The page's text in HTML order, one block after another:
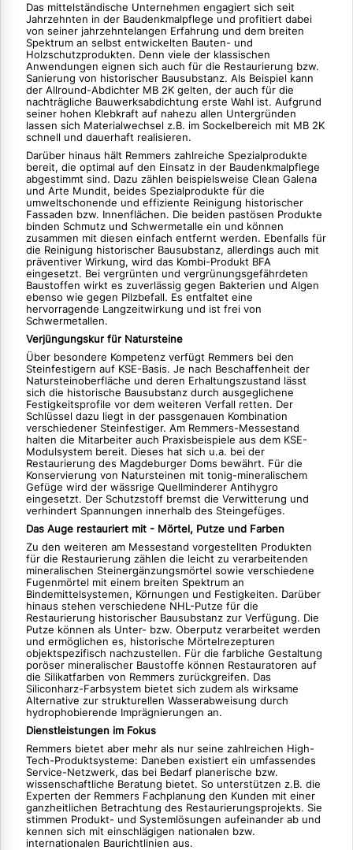
Das mittelständische Unternehmen engagiert sich seit
Jahrzehnten in der Baudenkmalpflege und profitiert dabei
von seiner jahrzehntelangen Erfahrung und dem breiten
Spektrum an selbst entwickelten Bauten- und
Holzschutzprodukten. Denn viele der klassischen
Anwendungen eignen sich auch für die Restaurierung bzw.
Sanierung von historischer Bausubstanz. Als Beispiel kann
der Allround-Abdichter MB 2K gelten, der auch für die
nachträgliche Bauwerksabdichtung erste Wahl ist. Aufgrund
seiner hohen Klebkraft auf nahezu allen Untergründen
lassen sich Materialwechsel z.B. im Sockelbereich mit MB 2K
schnell und dauerhaft realisieren.
Darüber hinaus hält Remmers zahlreiche Spezialprodukte
bereit, die optimal auf den Einsatz in der Baudenkmalpflege
abgestimmt sind. Dazu zählen beispielsweise Clean Galena
und Arte Mundit, beides Spezialprodukte für die
umweltschonende und effiziente Reinigung historischer
Fassaden bzw. Innenflächen. Die beiden pastösen Produkte
binden Schmutz und Schwermetalle ein und können
zusammen mit diesen einfach entfernt werden. Ebenfalls für
die Reinigung historischer Bausubstanz, allerdings auch mit
präventiver Wirkung, wird das Kombi-Produkt BFA
eingesetzt. Bei vergrünten und vergrünungsgefährdeten
Baustoffen wirkt es zuverlässig gegen Bakterien und Algen
ebenso wie gegen Pilzbefall. Es entfaltet eine
hervorragende Langzeitwirkung und ist frei von
Schwermetallen.
Verjüngungskur für Natursteine
Über besondere Kompetenz verfügt Remmers bei den
Steinfestigern auf KSE-Basis. Je nach Beschaffenheit der
Natursteinoberfläche und deren Erhaltungszustand lässt
sich die historische Bausubstanz durch ausgeglichene
Festigkeitsprofile vor dem weiteren Verfall retten. Der
Schlüssel dazu liegt in der passgenauen Kombination
verschiedener Steinfestiger. Am Remmers-Messestand
halten die Mitarbeiter auch Praxisbeispiele aus dem KSE-
Modulsystem bereit. Dieses hat sich u.a. bei der
Restaurierung des Magdeburger Doms bewährt. Für die
Konservierung von Natursteinen mit tonig-mineralischem
Gefüge wird der wässrige Quellminderer Antihygro
eingesetzt. Der Schutzstoff bremst die Verwitterung und
verhindert Spannungen innerhalb des Steingefüges.
Das Auge restauriert mit - Mörtel, Putze und Farben
Zu den weiteren am Messestand vorgestellten Produkten
für die Restaurierung zählen die leicht zu verarbeitenden
mineralischen Steinergänzungsmörtel sowie verschiedene
Fugenmörtel mit einem breiten Spektrum an
Bindemittelsystemen, Körnungen und Festigkeiten. Darüber
hinaus stehen verschiedene NHL-Putze für die
Restaurierung historischer Bausubstanz zur Verfügung. Die
Putze können als Unter- bzw. Oberputz verarbeitet werden
und ermöglichen es, historische Mörtelrezepturen
objektspezifisch nachzustellen. Für die farbliche Gestaltung
poröser mineralischer Baustoffe können Restauratoren auf
die Silikatfarben von Remmers zurückgreifen. Das
Siliconharz-Farbsystem bietet sich zudem als wirksame
Alternative zur strukturellen Wasserabweisung durch
hydrophobierende Imprägnierungen an.
Dienstleistungen im Fokus
Remmers bietet aber mehr als nur seine zahlreichen High-
Tech-Produktsysteme: Daneben existiert ein umfassendes
Service-Netzwerk, das bei Bedarf planerische bzw.
wissenschaftliche Beratung bietet. So unterstützen z.B. die
Experten der Remmers Fachplanung den Kunden mit einer
ganzheitlichen Betrachtung des Restaurierungsprojekts. Sie
stimmen Produkt- und Systemlösungen aufeinander ab und
kennen sich mit einschlägigen nationalen bzw.
internationalen Baurichtlinien aus.